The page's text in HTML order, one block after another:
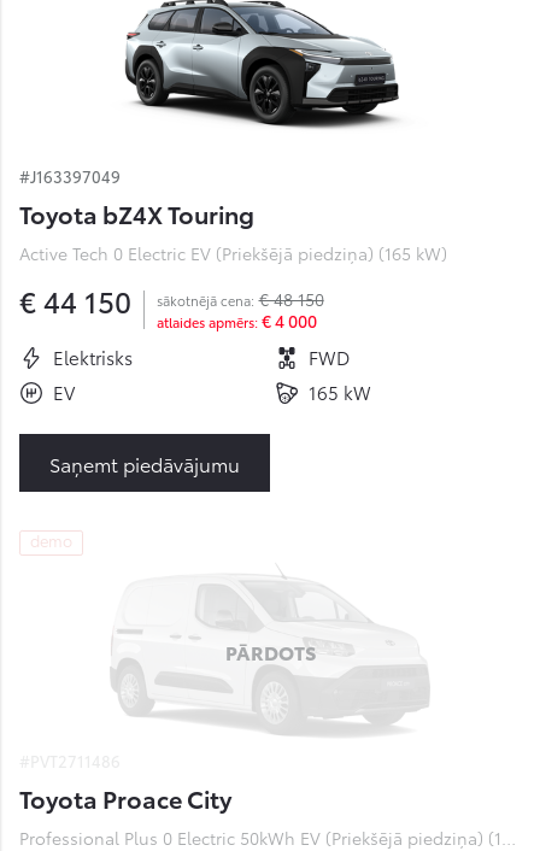
#J163397049
Toyota bZ4X Touring
Active Tech 0 Electric EV (Priekšējā piedziņa) (165 kW)
€ 44 150 sākotnējā cena: € 48 150
atlaides apmērs: € 4 000
Elektrisks
FWD
EV
165 kW
Saņemt piedāvājumu
demo
PĀRDOTS
Toyota Proace City
Professional Plus 0 Electric 50kWh EV (Priekšējā piedziņa) (100 kW)